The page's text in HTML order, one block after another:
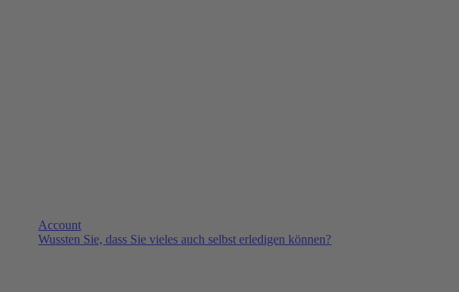
Account
Wussten Sie, dass Sie vieles auch selbst erledigen können?